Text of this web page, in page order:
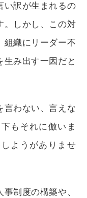
い訳が生まれるの
。しかし、この対
組織にリーダー不
み出す一因だと
言わない、言えな
もそれに倣いま
ようがありませ
制度の構築や、